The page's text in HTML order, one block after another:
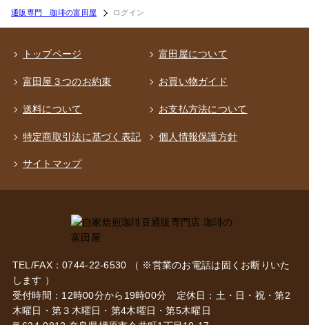
通販専門 珈琲の富田屋 ログイン
トップページ 富田屋について
富田屋３つのお約束 お買い物ガイド
送料について お支払方法について
特定商取引法に基づく表記 個人情報保護方針
サイトマップ
TEL/FAX：0744-22-6530 （ ※営業のお電話は固くお断りいた
します ）
受付時間：12時00分から19時00分 定休日：土・日・祝・第2
木曜日・第３木曜日・第4木曜日・第5木曜日